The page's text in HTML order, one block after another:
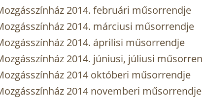
2014. februári műsorrendje
2014. márciusi műsorrendje
2014. áprilisi műsorrendje
2014. júniusi, júliusi
2014 októberi műsorrendje
2014 novemberi műsorrendje